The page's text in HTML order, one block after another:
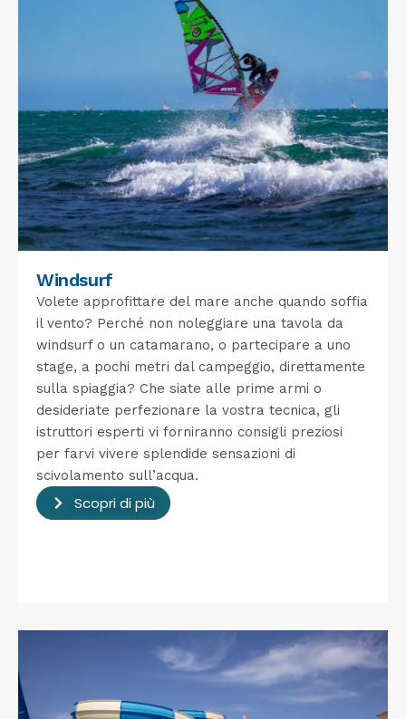
Windsurf
Volete approfittare del mare anche quando soffia
il vento? Perché non noleggiare una tavola da
windsurf o un catamarano, o partecipare a uno
stage, a pochi metri dal campeggio, direttamente
sulla spiaggia? Che siate alle prime armi o
desideriate perfezionare la vostra tecnica, gli
istruttori esperti vi forniranno consigli preziosi
per farvi vivere splendide sensazioni di
scivolamento sull’acqua.
Scopri di più